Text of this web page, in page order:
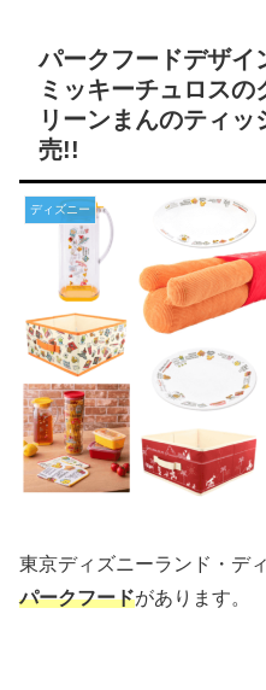
パークフードデザイ
ミッキーチュロス
リーンまんのティ
売!!
ディズニー
東京ディズニーランド・デ
パークフードがあります。